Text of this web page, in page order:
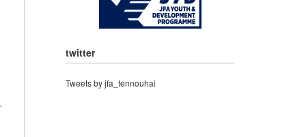
twitter
Tweets by jfa_tennouhai